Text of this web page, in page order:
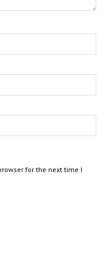
for the next time I